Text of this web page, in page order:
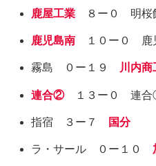
鹿屋工業 ８ー０ 明桜
鹿児島南 １０ー０ 鹿
霧島 ０ー１９ 川内商
連合②１３ー０ 連
指宿 ３ー７ 国分
ラ・サール ０ー１０